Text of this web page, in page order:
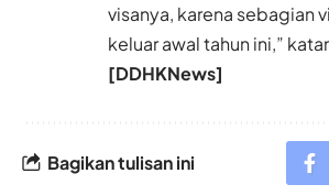
visanya, karena sebagian
keluar awal tahun ini,”
[DDHKNews]
Bagikan tulisan ini